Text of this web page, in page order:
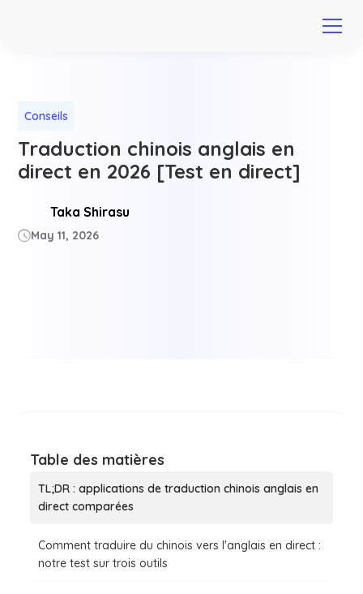
Conseils
Traduction chinois anglais en
direct en 2026 [Test en direct]
Taka Shirasu
May 11, 2026
Table des matières
TL;DR : applications de traduction chinois anglais en
direct comparées
Comment traduire du chinois vers l'anglais en direct :
notre test sur trois outils